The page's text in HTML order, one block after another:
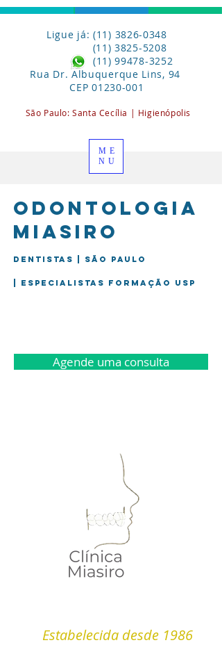
Odontologia
miasiro
Dentistas | São Paulo
| Especialistas formação USP
Ligue já: (11) 3826-0348
(11) 3825-5208
(11) 99478-3252
Rua Dr. Albuquerque Lins, 94
CEP01230-001
São Paulo:Santa Cecília | Higienópolis
Agende uma consulta
ME
NU
Estabelecida desde 1986